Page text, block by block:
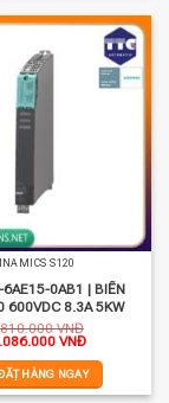
S120
0AB1 | BIẾN
600VDC 8.3A 5KW
VNĐ
VNĐ.
VNĐGiá
tại
là:
13.086.000
HÀNG NGAY